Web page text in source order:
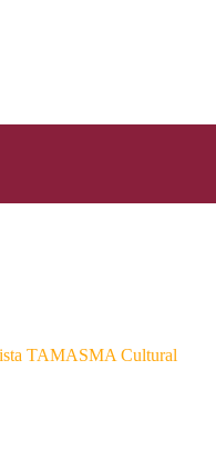
TAMASMA Cultural